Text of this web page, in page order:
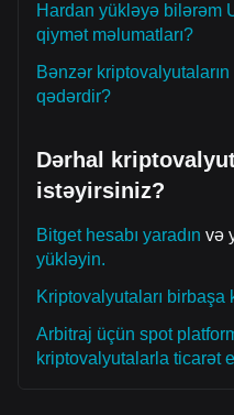
Hardan yükləyə bilərəm
qiymət məlumatları?
Bənzər
qədərdir?
Dərhal
istəyirsiniz?
Bitget hesabı yaradın və
yükləyin.
Kriptovalyutaları birbaşa
Arbitraj üçün spot
kriptovalyutalarla ticarət